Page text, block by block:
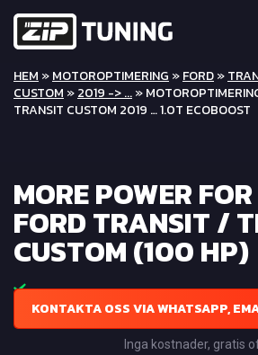
HEM »MOTOROPTIMERING »FORD»
CUSTOM »2019 -> ...»
TRANSIT CUSTOM 2019 … 1.0T ECOBOOST
MORE POWER
FORD TRANSIT /
CUSTOM (100 HP)
KONTAKTA OSS VIA WHATSAPP,
Inga kostnader, gratis